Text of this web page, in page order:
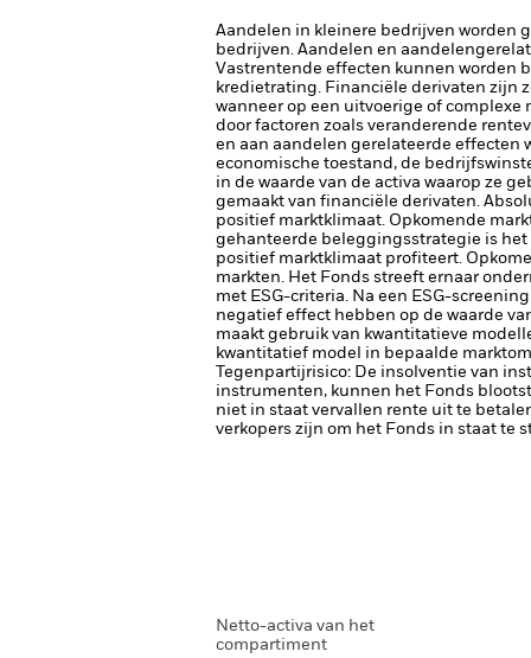
Aandelen in kleinere bedrijven worden
bedrijven. Aandelen en
Vastrentende effecten kunnen worden
kredietrating. Financiële derivaten zijn
wanneer op een uitvoerige of
door factoren zoals veranderende
en aan aandelen gerelateerde effecten
economische toestand, de
in de waarde van de activa waarop ze
gemaakt van financiële derivaten.
positief marktklimaat. Opkomende
gehanteerde beleggingsstrategie is
positief marktklimaat profiteert.
markten. Het Fonds streeft ernaar
met ESG-criteria. Na een ESG-
negatief effect hebben op de waarde
maakt gebruik van kwantitatieve
kwantitatief model in bepaalde
Tegenpartijrisico: De insolventie van
instrumenten, kunnen het Fonds
niet in staat vervallen rente uit te
verkopers zijn om het Fonds in staat te
Netto-activa van het
compartiment